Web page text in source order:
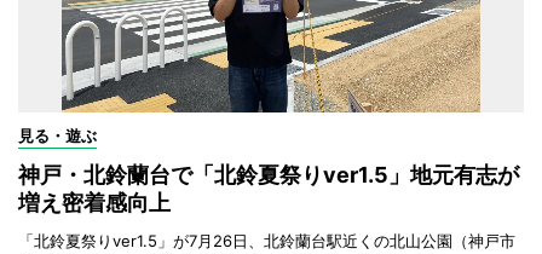
見る・遊ぶ
神戸・北鈴蘭台で「北鈴夏祭りver1.5」地元有志が
増え密着感向上
「北鈴夏祭りver1.5」が7月26日、北鈴蘭台駅近くの北山公園（神戸市